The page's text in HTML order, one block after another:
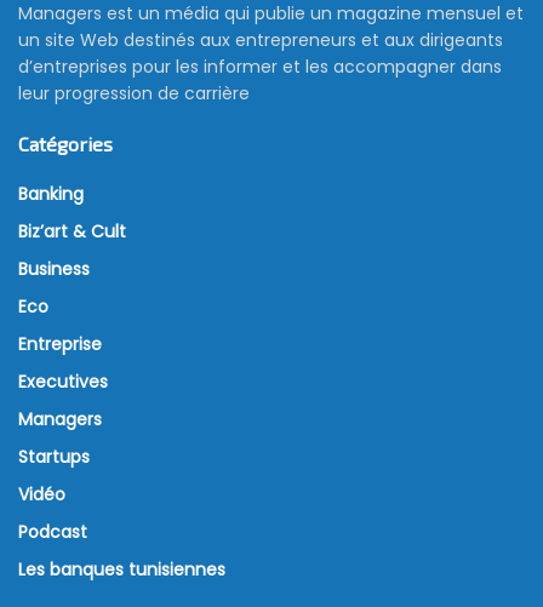
Managers est un média qui publie un magazine mensuel et
un site Web destinés aux entrepreneurs et aux dirigeants
d’entreprises pour les informer et les accompagner dans
leur progression de carrière
Catégories
Banking
Biz’art & Cult
Business
Eco
Entreprise
Executives
Managers
Startups
Vidéo
Podcast
Les banques tunisiennes